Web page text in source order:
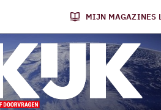
MIJN MAGAZINES